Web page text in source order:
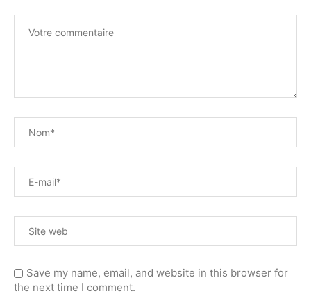
Save my name, email, and website in this browser for
the next time I comment.